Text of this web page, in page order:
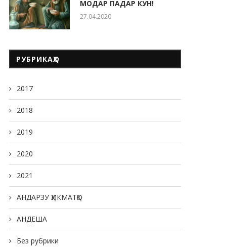
ҶАВОНОН — НЕРУИ ЭҲЁГАР ВА
ТАКЯГОҲИ МИЛЛАТ
МОДАР ПАДАР КУН!
27.04.2020
РУБРИКАҲО
2017
2018
2019
2020
2021
АНДАРЗУ ҲИКМАТҲО
АНДЕША
Без рубрики